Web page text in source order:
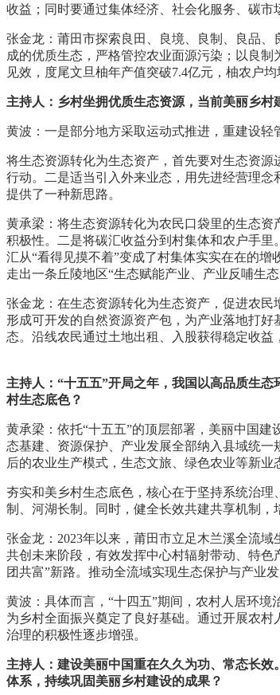
收益；同时要通过集体经济、社会化服务、碳市
张金龙：莆田市探索良田、良境、良制、良品
成的优质生态，严格管控农业面源污染；以良
见效，度尾文旦柚年产值突破7.4亿元，柚农户
主持人：乡村坐拥优质生态资源，当前美丽乡
黄波：一是部分地方采取运动式推进，重建设轻
将生态资源转化为生态资产，首先要对生态资
行动。二是适当引入外来业态，用先进经营理
提供了一种新思路。
黄承梁：将生态资源转化为农民口袋里的生态
积极性。二是将碳汇收益分到村集体和农户手
汇从“看得见摸不着”变成了村集体实实在在的增
走出一条丘陵地区“生态赋能产业、产业反哺生态
张金龙：在生态资源转化为生态资产，促进农
形成可开发的自然资源资产包，为产业落地打
态。沿线农民通过土地出租、入股获得稳定收
主持人：“十五五”开局之年，我国以高品质生
村生态底色？
黄承梁：依托“十五五”的顶层部署，美丽中国
态基建、资源保护、产业发展全部纳入县域统
后的农业生产模式，生态文旅、绿色农业等新业
夯实和美乡村生态底色，核心在于坚持系统治
制、河湖长制。同时，健全长效共建共享机制
张金龙：2023年以来，莆田市立足木兰溪全流
共创未来阶段，有效发挥中心村辐射带动、特
团共富”新路。推动全流域实现生态保护与产业
黄波：具体而言，“十四五”期间，农村人居环
为乡村全面振兴奠定了良好基础。通过开展农
治理的积极性逐步增强。
主持人：建设美丽中国重在久久为功、常态长
体系，持续巩固美丽乡村建设的成果？